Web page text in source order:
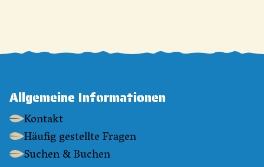
Allgemeine Informationen
Kontakt
Häufig gestellte Fragen
Suchen & Buchen